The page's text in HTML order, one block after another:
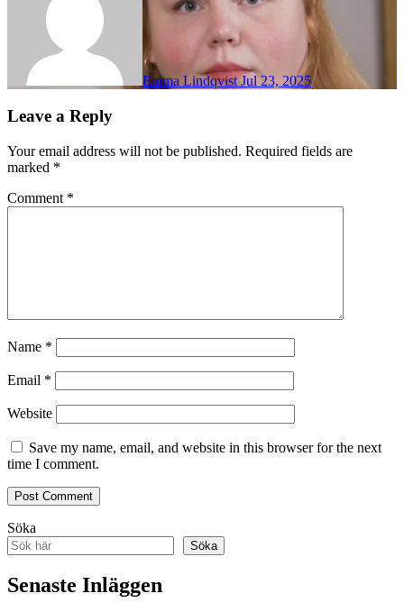
Emma LindqvistJul 23, 2025
Leave a Reply
Your email address will not be published. Required fields are
marked *
Comment *
Name *
Email *
Website
Save my name, email, and website in this browser for the next
time I comment.
Söka
Söka
Senaste Inläggen